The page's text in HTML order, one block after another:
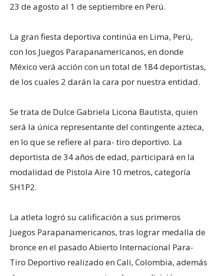
23 de agosto al 1 de septiembre en Perú.
La gran fiesta deportiva continúa en Lima, Perú,
con los Juegos Parapanamericanos, en donde
México verá acción con un total de 184 deportistas,
de los cuales 2 darán la cara por nuestra entidad.
Se trata de Dulce Gabriela Licona Bautista, quien
será la única representante del contingente azteca,
en lo que se refiere al para- tiro deportivo. La
deportista de 34 años de edad, participará en la
modalidad de Pistola Aire 10 metros, categoría
SH1P2.
La atleta logró su calificación a sus primeros
Juegos Parapanamericanos, tras lograr medalla de
bronce en el pasado Abierto Internacional Para-
Tiro Deportivo realizado en Cali, Colombia, además